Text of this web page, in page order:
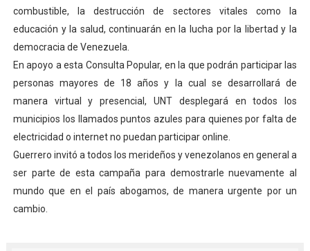
combustible, la destrucción de sectores vitales como la
educación y la salud, continuarán en la lucha por la libertad y la
democracia de Venezuela.
En apoyo a esta Consulta Popular, en la que podrán participar las
personas mayores de 18 años y la cual se desarrollará de
manera virtual y presencial, UNT desplegará en todos los
municipios los llamados puntos azules para quienes por falta de
electricidad o internet no puedan participar online.
Guerrero invitó a todos los merideños y venezolanos en general a
ser parte de esta campaña para demostrarle nuevamente al
mundo que en el país abogamos, de manera urgente por un
cambio.